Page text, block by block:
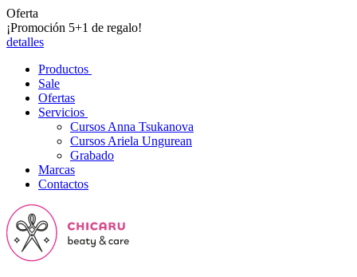
Oferta
¡Promoción 5+1 de regalo!
detalles
Productos
Sale
Ofertas
Servicios
Cursos Anna Tsukanova
Cursos Ariela Ungurean
Grabado
Marcas
Contactos